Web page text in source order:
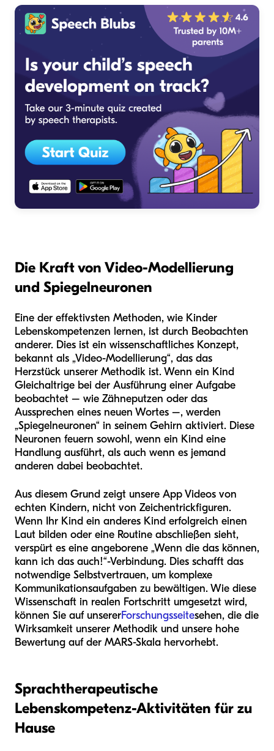
Die Kraft von Video-Modellierung
und Spiegelneuronen
Eine der effektivsten Methoden, wie Kinder
Lebenskompetenzen lernen, ist durch Beobachten
anderer. Dies ist ein wissenschaftliches Konzept,
bekannt als „Video-Modellierung“, das das
Herzstück unserer Methodik ist. Wenn ein Kind
Gleichaltrige bei der Ausführung einer Aufgabe
beobachtet – wie Zähneputzen oder das
Aussprechen eines neuen Wortes –, werden
„Spiegelneuronen“ in seinem Gehirn aktiviert. Diese
Neuronen feuern sowohl, wenn ein Kind eine
Handlung ausführt, als auch wenn es jemand
anderen dabei beobachtet.
Aus diesem Grund zeigt unsere App Videos von
echten Kindern, nicht von Zeichentrickfiguren.
Wenn Ihr Kind ein anderes Kind erfolgreich einen
Laut bilden oder eine Routine abschließen sieht,
verspürt es eine angeborene „Wenn die das können,
kann ich das auch!“-Verbindung. Dies schafft das
notwendige Selbstvertrauen, um komplexe
Kommunikationsaufgaben zu bewältigen. Wie diese
Wissenschaft in realen Fortschritt umgesetzt wird,
können Sie auf unsererForschungsseitesehen, die die
Wirksamkeit unserer Methodik und unsere hohe
Bewertung auf der MARS-Skala hervorhebt.
Sprachtherapeutische
Lebenskompetenz-Aktivitäten für zu
Hause